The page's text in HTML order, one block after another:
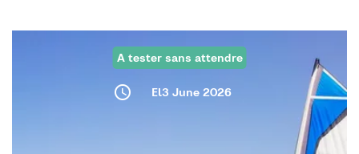
A tester sans attendre
El3 June 2026